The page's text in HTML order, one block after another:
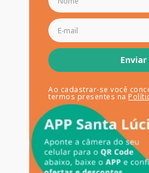
Enviar
Ao cadastrar-se você
termos presentes na